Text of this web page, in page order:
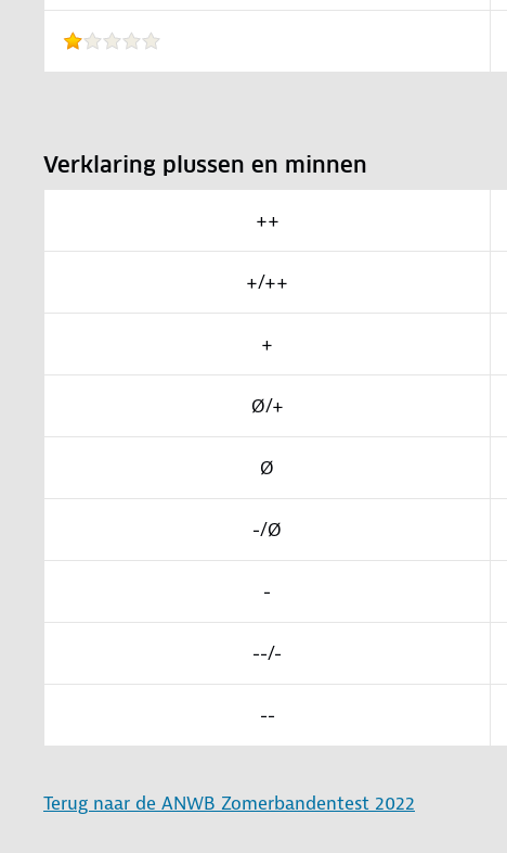
Verklaring plussen en minnen
++
+/++
+
Ø/+
Ø
-/Ø
-
--/-
--
Terug naar de ANWB Zomerbandentest 2022